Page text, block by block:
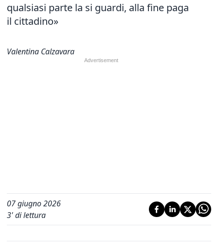
qualsiasi parte la si guardi, alla fine paga
il cittadino»
Valentina Calzavara
07 giugno 2026
3' di lettura